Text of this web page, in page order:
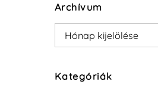
Archívum
Archívum
Kategóriák